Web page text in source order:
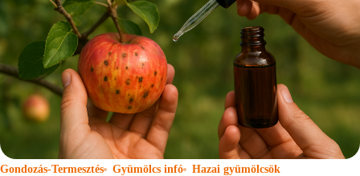
Gondozás-Termesztés Gyümölcs infó Hazai gyümölcsök